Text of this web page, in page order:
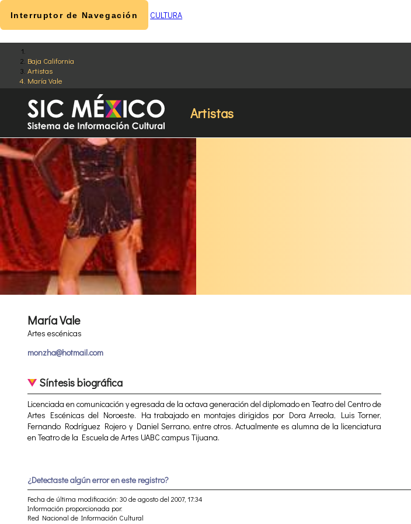
Baja California
Artistas
María Vale
Artistas
Interruptor de Navegación CULTURA
María Vale
Artes escénicas
monzha@hotmail.com
Síntesis biográfica
Licenciada en comunicación y egresada de la octava generación del diplomado en Teatro del Centro de
Artes Escénicas del Noroeste. Ha trabajado en montajes dirigidos por Dora Arreola, Luis Torner,
Fernando Rodríguez Rojero y Daniel Serrano, entre otros. Actualmente es alumna de la licenciatura
en Teatro de la Escuela de Artes UABC campus Tijuana.
¿Detectaste algún error en este registro?
Fecha de última modificación: 30 de agosto del 2007, 17:34
Información proporcionada por:
Red Nacional de Información Cultural